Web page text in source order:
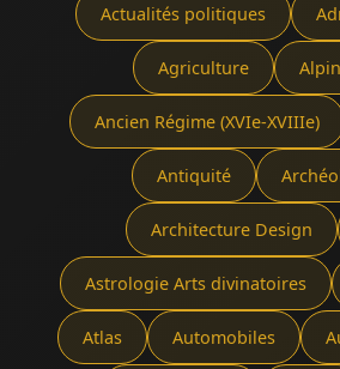
Actualités politiques
Agriculture
Ancien Régime (XVIe-XVIIIe)
Antiquité
Architecture Design
Astrologie Arts divinatoires
Atlas Automobiles